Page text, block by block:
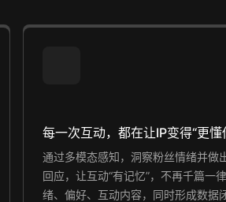
每一次互动，都在让IP变得“更懂
通过多模态感知，洞察粉丝情绪并做
回应，让互动“有记忆”，不再千篇一
绪、偏好、互动内容，同时形成数据